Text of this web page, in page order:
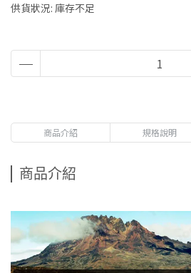
供貨狀況: 庫存不足
商品介紹 規格說明
商品介紹